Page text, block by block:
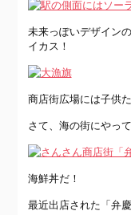
未来っぽいデザイン
イカス！
商店街広場には子供
さて、海の街にやっ
海鮮丼だ！
最近出店された「弁